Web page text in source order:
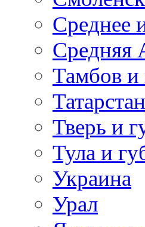
Среднее
Средняя
Тамбов и
Татарстан
Тверь и
Тула и
Украина
Урал